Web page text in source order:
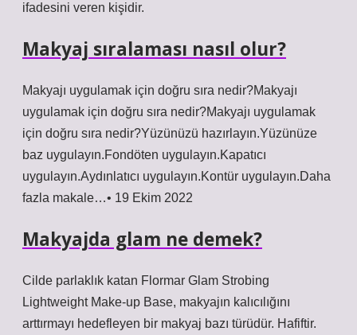
ifadesini veren kişidir.
Makyaj sıralaması nasıl olur?
Makyajı uygulamak için doğru sıra nedir?Makyajı
uygulamak için doğru sıra nedir?Makyajı uygulamak
için doğru sıra nedir?Yüzünüzü hazırlayın.Yüzünüze
baz uygulayın.Fondöten uygulayın.Kapatıcı
uygulayın.Aydınlatıcı uygulayın.Kontür uygulayın.Daha
fazla makale…• 19 Ekim 2022
Makyajda glam ne demek?
Cilde parlaklık katan Flormar Glam Strobing
Lightweight Make-up Base, makyajın kalıcılığını
arttırmayı hedefleyen bir makyaj bazı türüdür. Hafiftir.